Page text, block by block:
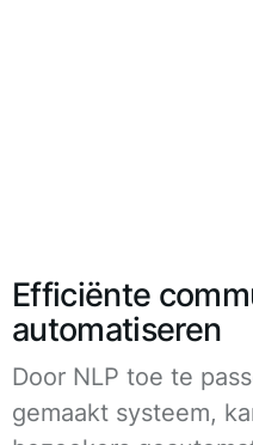
Efficiënte
automatiseren
Door NLP toe te
gemaakt systeem,